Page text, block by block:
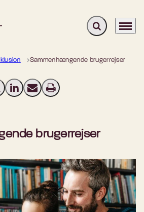
Fold søgefelt
Menu
Sammenhængende brugerrejser
på X (Twitter)
Del på LinkedIn
Send email
Print
brugerrejser